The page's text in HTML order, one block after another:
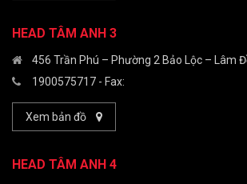
HEAD TÂM ANH 3
456 Trần Phú – Phường 2 Bảo Lộc – Lâm
1900575717 - Fax:
Xem bản đồ
HEAD TÂM ANH 4